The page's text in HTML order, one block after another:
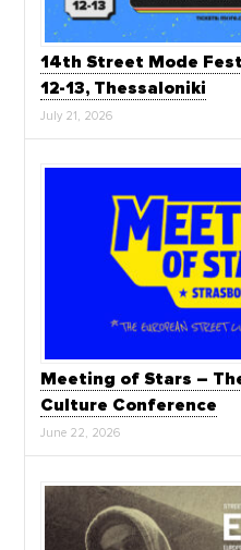
14th Street Mode
12-13, Thessaloniki
July 21, 2026
Meeting of Stars –
Culture Conference
June 22, 2026